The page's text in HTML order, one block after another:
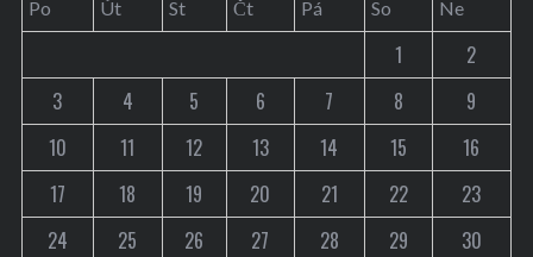
Po Út St Čt Pá So Ne
1
2
3
4 5 6 7 8
9
10
11 12 13 14 15
16
17
18 19 20 21 22
23
24
25 26 27 28 29
30